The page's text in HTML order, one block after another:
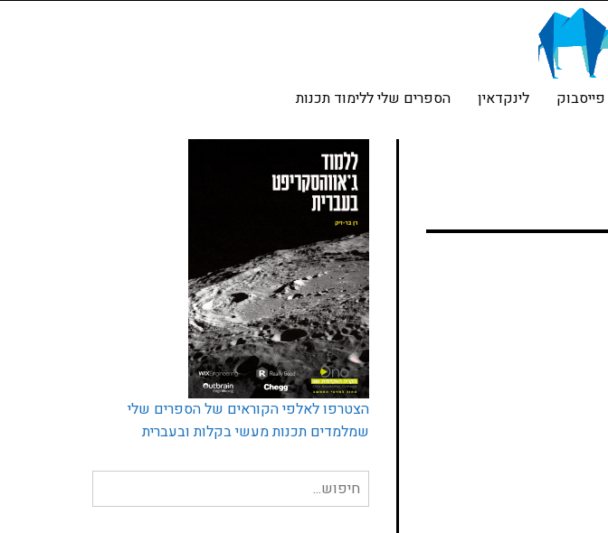
פייסבוק לינקדאין הספרים שלי ללימוד תכנות
הצטרפו לאלפי הקוראים של הספרים שלי
שמלמדים תכנות מעשי בקלות ובעברית
חיפוש
עבור: